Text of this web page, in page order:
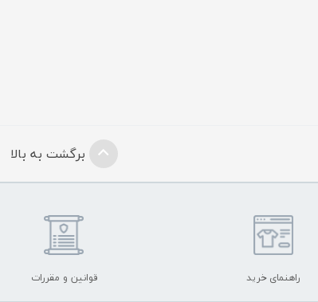
برگشت به بالا
راهنمای خرید قوانین و مقررات